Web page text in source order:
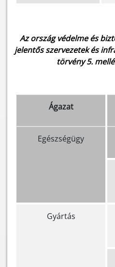
Az ország védelme és
jelentős szervezetek és
törvény 5.
Ágazat
Egészségügy
Gyártás